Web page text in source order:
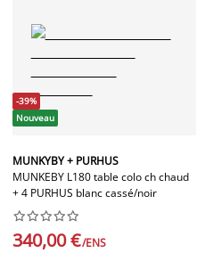
-39%
Nouveau
MUNKYBY + PURHUS
MUNKEBY L180 table colo ch chaud
+ 4 PURHUS blanc cassé/noir






340,00 €/ENS